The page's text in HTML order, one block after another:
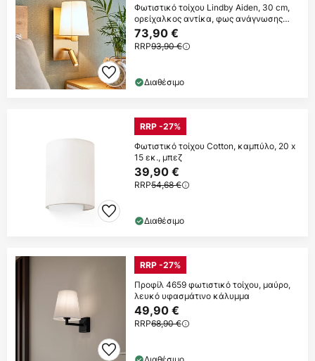
Φωτιστικό τοίχου Lindby Aiden, 30 cm,
ορείχαλκος αντίκα, φως ανάγνωσης
LED
73,90 €
RRP93,90 €
Διαθέσιμο
RRP -27%
Φωτιστικό τοίχου Cotton, καμπύλο, 20 x
15 εκ., μπεζ
39,90 €
RRP54,68 €
Διαθέσιμο
RRP -27%
Προφίλ 4659 φωτιστικό τοίχου, μαύρο,
λευκό υφασμάτινο κάλυμμα
49,90 €
RRP68,90 €